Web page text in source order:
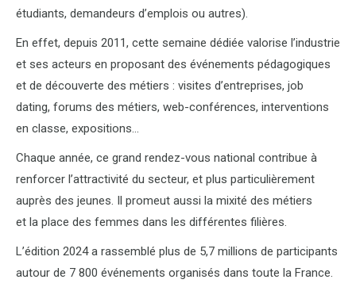
étudiants, demandeurs d’emplois ou autres).
En effet, depuis 2011, cette semaine dédiée valorise l’industrie
et ses acteurs en proposant des événements pédagogiques
et de découverte des métiers : visites d’entreprises, job
dating, forums des métiers, web-conférences, interventions
en classe, expositions…
Chaque année, ce grand rendez-vous national contribue à
renforcer l’attractivité du secteur, et plus particulièrement
auprès des jeunes. Il promeut aussi la mixité des métiers
et la place des femmes dans les différentes filières.
L’édition 2024 a rassemblé plus de 5,7 millions de participants
autour de 7 800 événements organisés dans toute la France.